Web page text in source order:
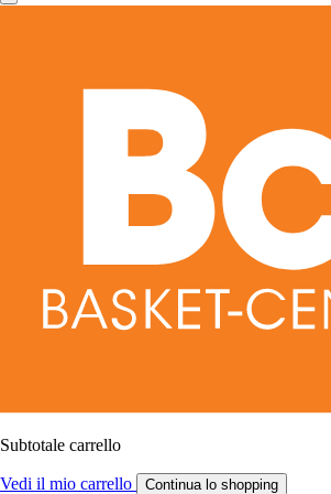
Subtotale carrello
Vedi il mio carrello Continua lo shopping